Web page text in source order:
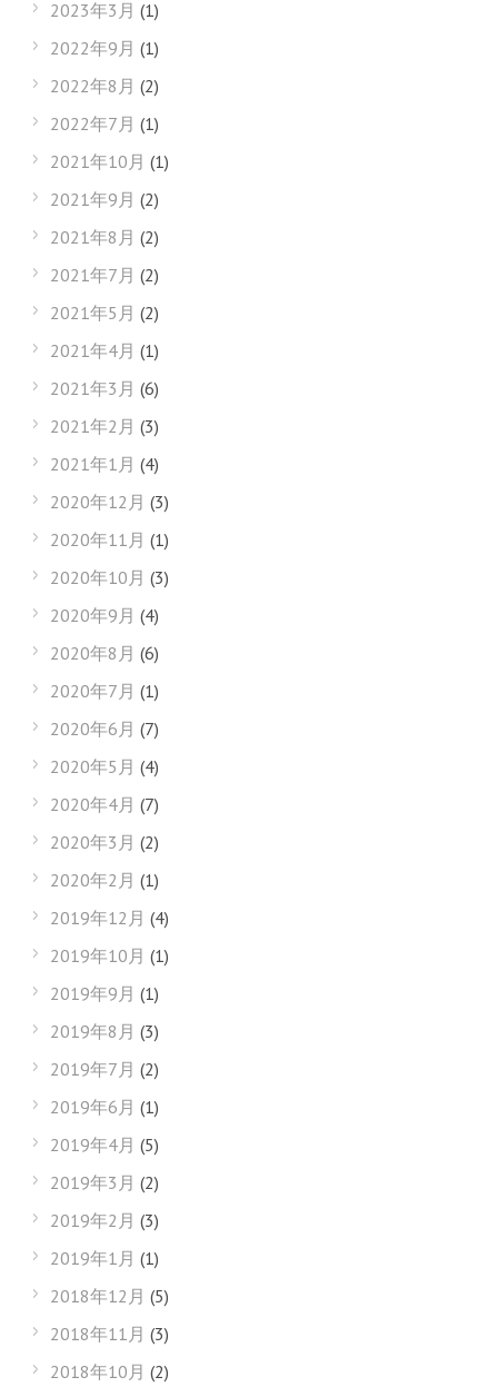
2023年3月 (1)
2022年9月 (1)
2022年8月 (2)
2022年7月 (1)
2021年10月 (1)
2021年9月 (2)
2021年8月 (2)
2021年7月 (2)
2021年5月 (2)
2021年4月 (1)
2021年3月 (6)
2021年2月 (3)
2021年1月 (4)
2020年12月 (3)
2020年11月 (1)
2020年10月 (3)
2020年9月 (4)
2020年8月 (6)
2020年7月 (1)
2020年6月 (7)
2020年5月 (4)
2020年4月 (7)
2020年3月 (2)
2020年2月 (1)
2019年12月 (4)
2019年10月 (1)
2019年9月 (1)
2019年8月 (3)
2019年7月 (2)
2019年6月 (1)
2019年4月 (5)
2019年3月 (2)
2019年2月 (3)
2019年1月 (1)
2018年12月 (5)
2018年11月 (3)
2018年10月 (2)